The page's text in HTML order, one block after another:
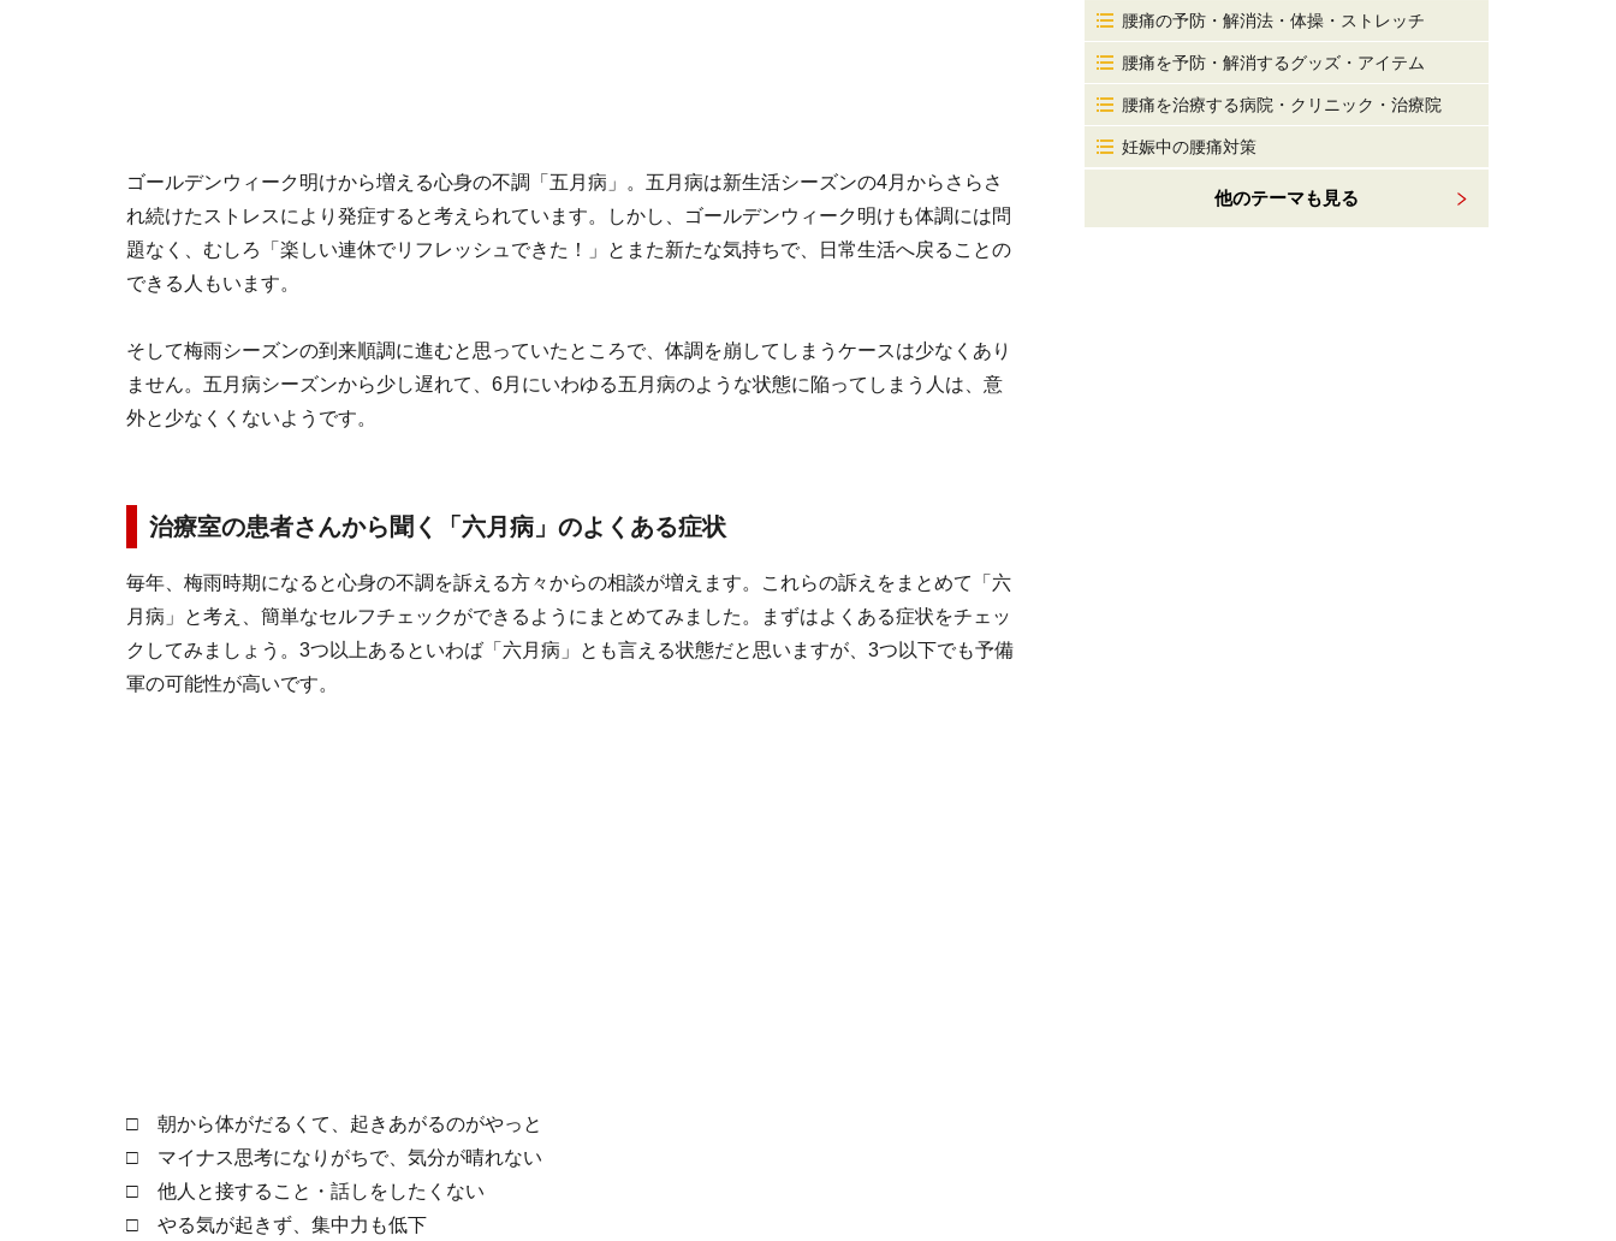
ゴールデンウィーク明けから増える心身の不調「五月病」。五月病は新生活シーズンの4月からさらさ
れ続けたストレスにより発症すると考えられています。しかし、ゴールデンウィーク明けも体調には問
題なく、むしろ「楽しい連休でリフレッシュできた！」とまた新たな気持ちで、日常生活へ戻ることの
できる人もいます。
そして梅雨シーズンの到来順調に進むと思っていたところで、体調を崩してしまうケースは少なくあり
ません。五月病シーズンから少し遅れて、6月にいわゆる五月病のような状態に陥ってしまう人は、意
外と少なくくないようです。
治療室の患者さんから聞く「六月病」のよくある症状
毎年、梅雨時期になると心身の不調を訴える方々からの相談が増えます。これらの訴えをまとめて「六
月病」と考え、簡単なセルフチェックができるようにまとめてみました。まずはよくある症状をチェッ
クしてみましょう。3つ以上あるといわば「六月病」とも言える状態だと思いますが、3つ以下でも予備
軍の可能性が高いです。
□ 朝から体がだるくて、起きあがるのがやっと
□ マイナス思考になりがちで、気分が晴れない
□ 他人と接すること・話しをしたくない
□ やる気が起きず、集中力も低下
腰痛の予防・解消法・体操・ストレッチ
腰痛を予防・解消するグッズ・アイテム
腰痛を治療する病院・クリニック・治療院
妊娠中の腰痛対策
他のテーマも見る